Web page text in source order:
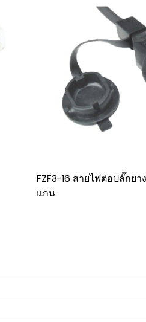
สอง
JT-3A US Standard
PVC แกนทองแดงปลอดอ